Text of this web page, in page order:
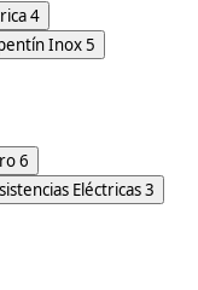
4
Inox5
6
Eléctricas3